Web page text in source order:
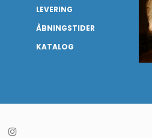
LEVERING
ÅBNINGSTIDER
KATALOG